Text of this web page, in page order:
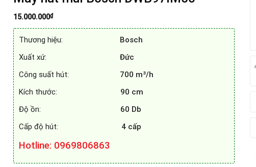
15.000.000₫
Thương hiệu: Bosch
Xuất xứ: Đức
Công suất hút: 700 m³/h
Kích thước: 90 cm
Độ ồn: 60 Db
Cấp độ hút: 4 cấp
Hotline: 0969806863